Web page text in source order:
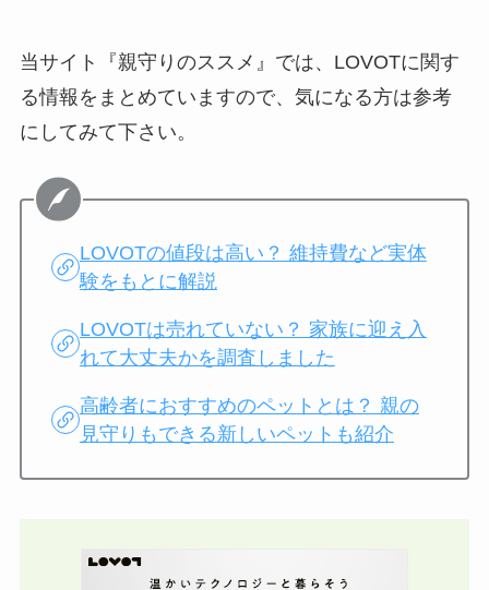
当サイト『親守りのススメ』では、LOVOTに関す
る情報をまとめていますので、気になる方は参考
にしてみて下さい。
LOVOTの値段は高い？ 維持費など実体
験をもとに解説
LOVOTは売れていない？ 家族に迎え入
れて大丈夫かを調査しました
高齢者におすすめのペットとは？ 親の
見守りもできる新しいペットも紹介